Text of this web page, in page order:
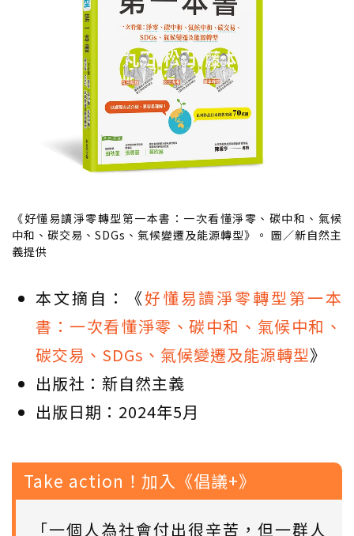
《好懂易讀淨零轉型第一本書：一次看懂淨零、碳中和、氣候
中和、碳交易、SDGs、氣候變遷及能源轉型》。 圖／新自然主
義提供
本文摘自：《好懂易讀淨零轉型第一本
書：一次看懂淨零、碳中和、氣候中和、
碳交易、SDGs、氣候變遷及能源轉型》
出版社：新自然主義
出版日期：2024年5月
Take action！加入《倡議+》
「一個人為社會付出很辛苦，但一群人